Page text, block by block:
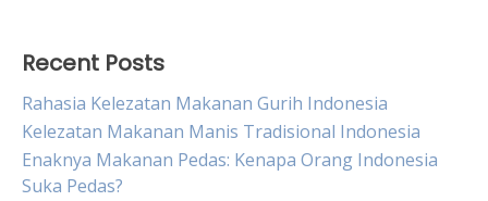
Recent Posts
Rahasia Kelezatan Makanan Gurih Indonesia
Kelezatan Makanan Manis Tradisional Indonesia
Enaknya Makanan Pedas: Kenapa Orang Indonesia
Suka Pedas?